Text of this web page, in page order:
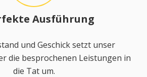
Ausführung
und Geschick setzt unser
die besprochenen Leistungen in
die Tat um.